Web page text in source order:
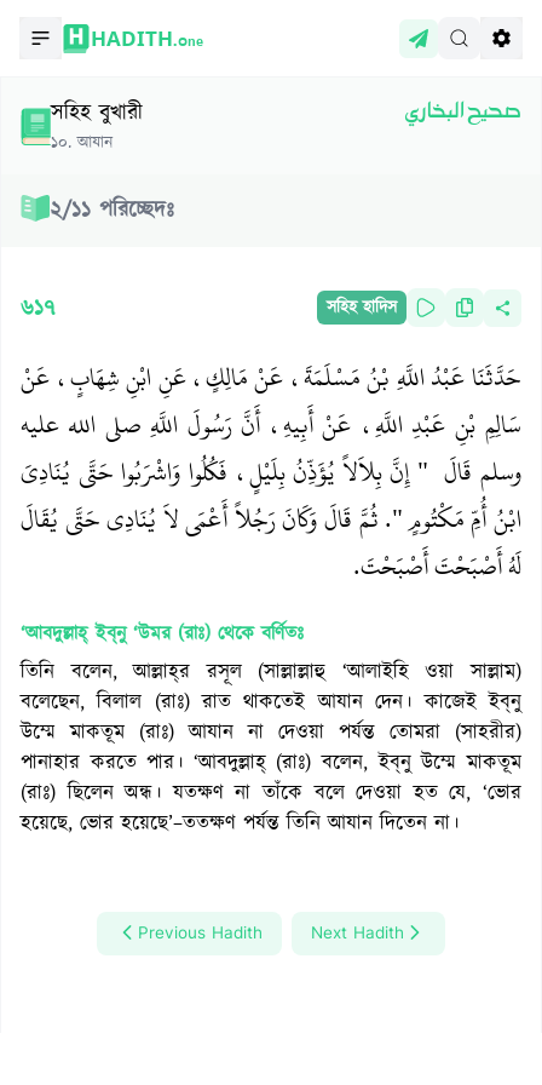
HADITH.One
সহিহ বুখারী
১০.আযান
صحيح البخاري
২/১১ পরিচ্ছেদঃ
৬১৭ সহিহ হাদিস
حَدَّثَنَا عَبْدُ اللَّهِ بْنُ مَسْلَمَةَ، عَنْ مَالِكٍ، عَنِ ابْنِ شِهَابٍ، عَنْ
سَالِمِ بْنِ عَبْدِ اللَّهِ، عَنْ أَبِيهِ، أَنَّ رَسُولَ اللَّهِ صلى الله عليه
وسلم قَالَ ‏ "‏ إِنَّ بِلاَلاً يُؤَذِّنُ بِلَيْلٍ، فَكُلُوا وَاشْرَبُوا حَتَّى يُنَادِيَ
ابْنُ أُمِّ مَكْتُومٍ ‏"‏‏.‏ ثُمَّ قَالَ وَكَانَ رَجُلاً أَعْمَى لاَ يُنَادِي حَتَّى يُقَالَ
لَهُ أَصْبَحْتَ أَصْبَحْتَ‏.‏
‘আবদুল্লাহ্ ইব্‌নু ‘উমর (রাঃ) থেকে বর্ণিতঃ
তিনি বলেন, আল্লাহ্‌র রসূল (সাল্লাল্লাহু ‘আলাইহি ওয়া সাল্লাম)
বলেছেন, বিলাল (রাঃ) রাত থাকতেই আযান দেন। কাজেই ইব্‌নু
উম্মে মাকতূম (রাঃ) আযান না দেওয়া পর্যন্ত তোমরা (সাহরীর)
পানাহার করতে পার। ‘আবদুল্লাহ্ (রাঃ) বলেন, ইব্‌নু উম্মে মাকতূম
(রাঃ) ছিলেন অন্ধ। যতক্ষণ না তাঁকে বলে দেওয়া হত যে, ‘ভোর
হয়েছে, ভোর হয়েছে’–ততক্ষণ পর্যন্ত তিনি আযান দিতেন না।
Previous Hadith Next Hadith